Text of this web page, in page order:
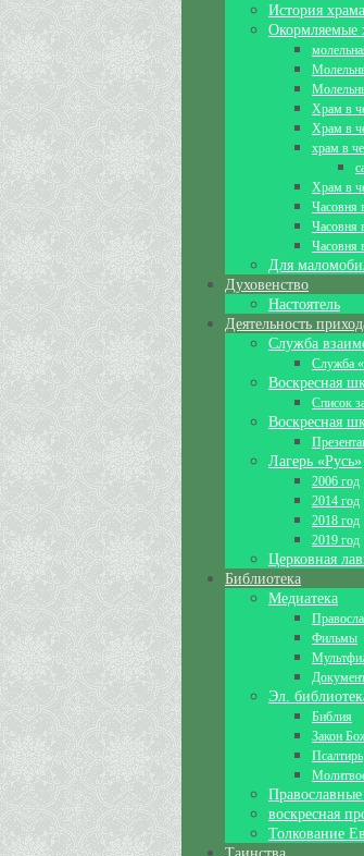
История храма
Окормляемые
Храм в
Храм в
храм в
Храм в
Часовня
Часовня
Часовня
Для
Духовенство
Настоятель
Деятельность
Служба
Служба
Воскресная
Список
Воскресная
Лагерь «Русь»
2006 год
2014 год
2018 год
2019 год
Церковная
Библиотека
Медиатека
Фильмы
Эл.
Библия
Закон
Псалтирь
воскресная
Толкование